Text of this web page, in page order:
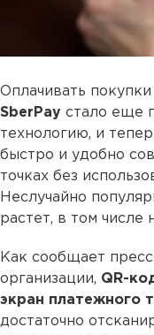
Оплачивать покупки
SberPay стало еще
технологию, и
быстро и удобно
точках без
Неслучайно
растет, в том числе
Как сообщает
организации, QR-
экран платежного
достаточно